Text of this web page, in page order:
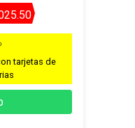
tarjetas de